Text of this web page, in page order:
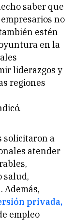
saber que
no
estén
en la
liderazgos y
regiones
solicitaron a
atender
salud,
Además,
privada,
empleo